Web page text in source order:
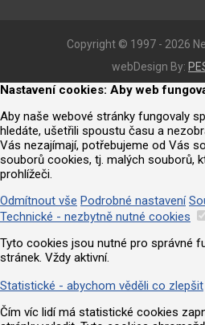
Copyright © 1997 - 2026
webDesign By:
Nastavení cookies: Aby web
Aby naše webové stránky fungovaly
hledáte, ušetřili spoustu času a
Vás nezajímají, potřebujeme od Vás
souborů cookies, tj. malých souborů,
prohlížeči.
Odmítnout vše Podrobné nastavení
Technické - nezbytně nutné cookies
Tyto cookies jsou nutné pro správné
stránek. Vždy aktivní.
Statistické - abychom věděli co zlepšit
Čím víc lidí má statistické cookies